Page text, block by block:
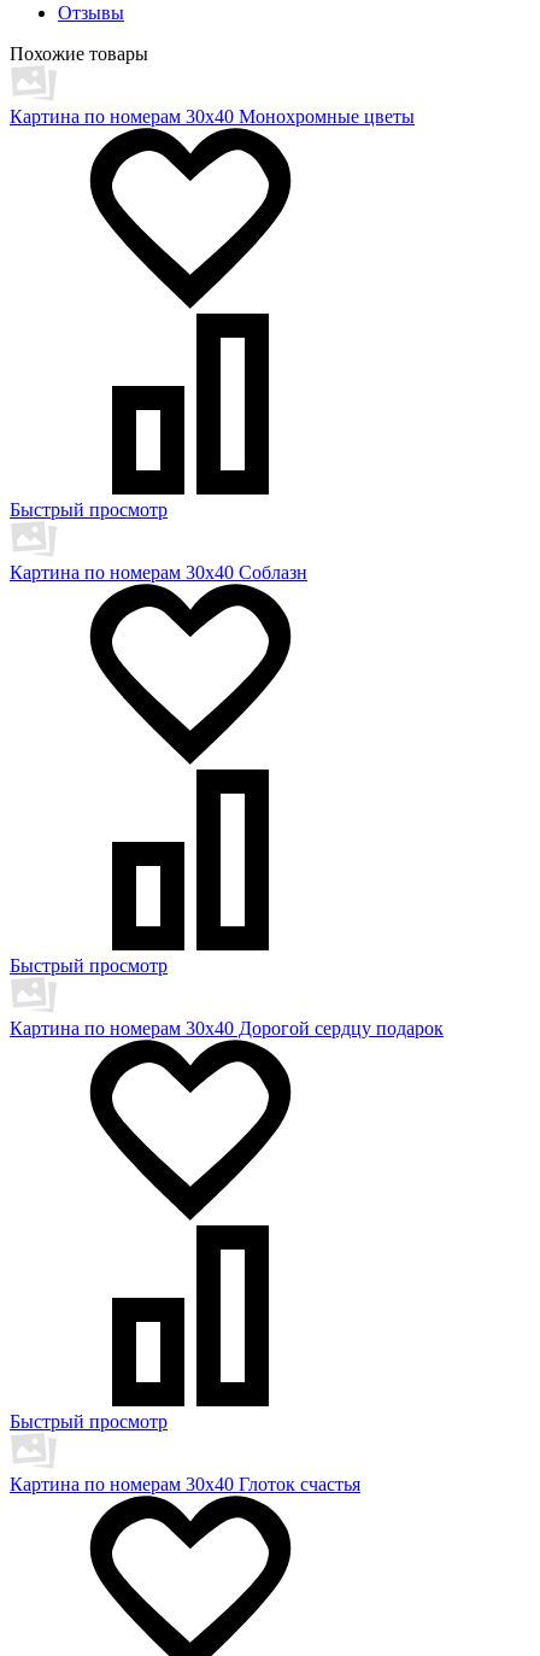
Отзывы
Похожие товары
Картина по номерам 30х40 Монохромные цветы
Быстрый просмотр
Картина по номерам 30х40 Соблазн
Быстрый просмотр
Картина по номерам 30х40 Дорогой сердцу подарок
Быстрый просмотр
Картина по номерам 30х40 Глоток счастья